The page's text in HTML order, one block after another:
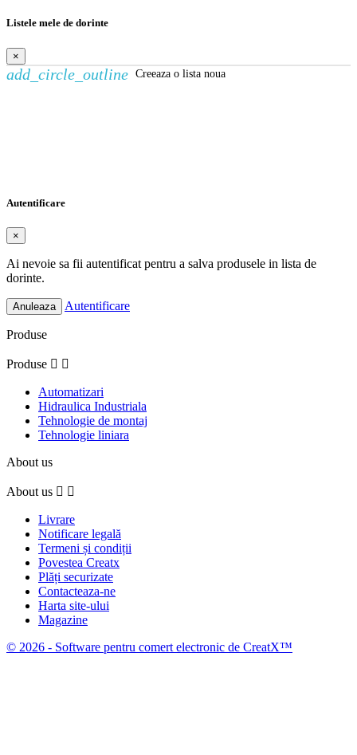
Listele mele de dorinte
×
add_circle_outline Creeaza o lista noua
Autentificare
×
Ai nevoie sa fii autentificat pentru a salva produsele in lista de
dorinte.
Anuleaza Autentificare
Produse
Produse  
Automatizari
Hidraulica Industriala
Tehnologie de montaj
Tehnologie liniara
About us
About us  
Livrare
Notificare legală
Termeni și condiții
Povestea Creatx
Plăți securizate
Contacteaza-ne
Harta site-ului
Magazine
© 2026 - Software pentru comert electronic de CreatX™